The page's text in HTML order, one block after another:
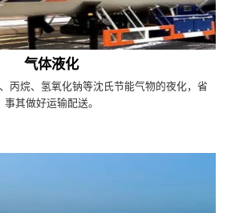
气体液化
丙烷、氢氧化钠等沈氏节能气物的夜化，省
事其做好运输配送。